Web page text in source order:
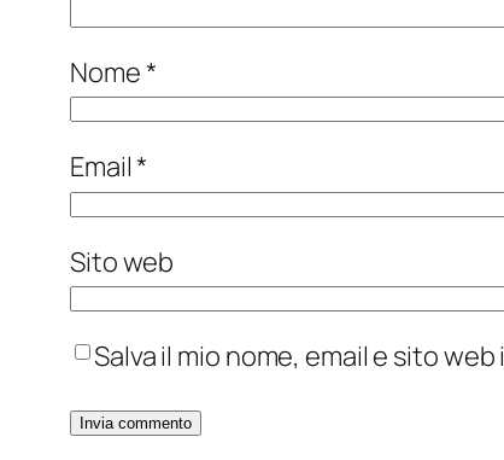
Nome*
Email*
Sito web
Salva il mio nome, email e sito